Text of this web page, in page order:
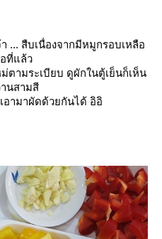
... สืบเนื่องจากมีหมูกรอบเหลือ
ที่แล้ว
ม่ตามระเบียบ ดูผักในตู้เย็นก็เห็น
นสามสี
อามาผัดด้วยกันได้ อิอิ